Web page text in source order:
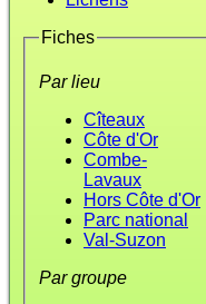
Fiches
Par lieu
Cîteaux
Côte d'Or
Combe-
Lavaux
Hors Côte d'Or
Parc national
Val-Suzon
Par groupe